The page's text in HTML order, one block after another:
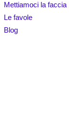
Mettiamoci la faccia
Le favole
Blog